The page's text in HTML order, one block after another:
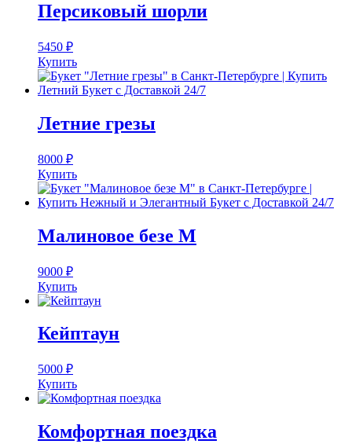
Персиковый шорли
5450 ₽
Купить
Летние грезы
8000 ₽
Купить
Малиновое безе M
9000 ₽
Купить
Кейптаун
5000 ₽
Купить
Комфортная поездка